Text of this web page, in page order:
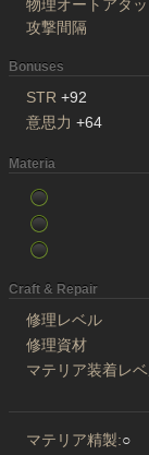
物理オートアタッ
攻撃間隔
Bonuses
STR +92
意思力 +64
Materia
Craft & Repair
修理レベル
修理資材
マテリア装着レ
マテリア精製:○